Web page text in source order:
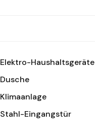
Elektro-Haushaltsgeräte
Dusche
Klimaanlage
Stahl-Eingangstür